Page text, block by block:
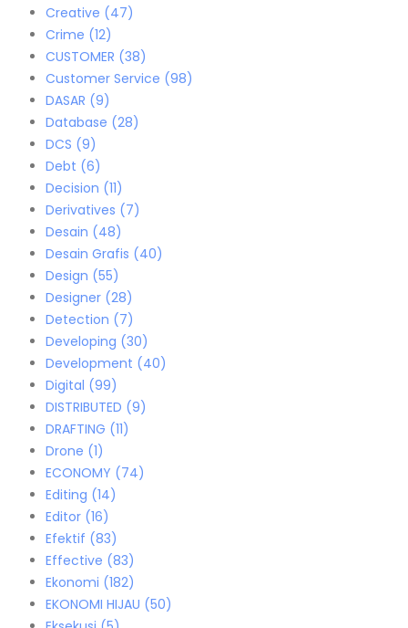
Creative (47)
Crime (12)
CUSTOMER (38)
Customer Service (98)
DASAR (9)
Database (28)
DCS (9)
Debt (6)
Decision (11)
Derivatives (7)
Desain (48)
Desain Grafis (40)
Design (55)
Designer (28)
Detection (7)
Developing (30)
Development (40)
Digital (99)
DISTRIBUTED (9)
DRAFTING (11)
Drone (1)
ECONOMY (74)
Editing (14)
Editor (16)
Efektif (83)
Effective (83)
Ekonomi (182)
EKONOMI HIJAU (50)